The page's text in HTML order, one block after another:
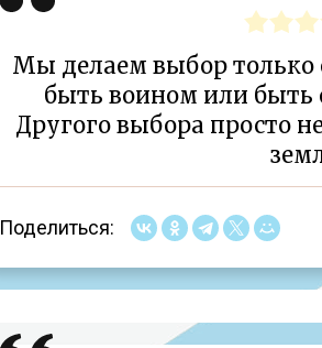
Мы делаем выбор
быть воином или
Другого выбора просто
Поделиться: